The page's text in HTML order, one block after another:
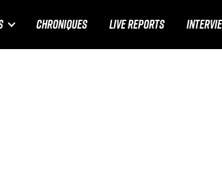
CHRONIQUES LIVE REPORTS